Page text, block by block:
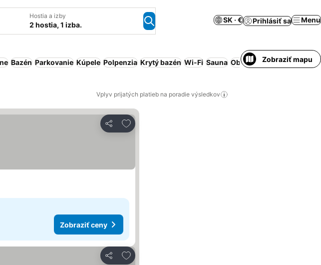
Hostia a izby
2 hostia, 1 izba.
SK · € Prihlásiť sa Menu
Bazén Parkovanie Kúpele Polpenzia Krytý bazén Wi-Fi Sauna Obsluhovaný apartmán
Zobraziť mapu
Vplyv prijatých platieb na poradie výsledkov
Zdieľať
Pridať do obľúbených
Zobraziť ceny
Zdieľať
Pridať do obľúbených